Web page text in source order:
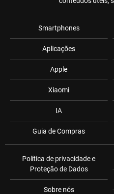
Smartphones
Aplicações
Apple
Xiaomi
IA
Guia de Compras
Política de privacidade e
Proteção de Dados
Sobre nós